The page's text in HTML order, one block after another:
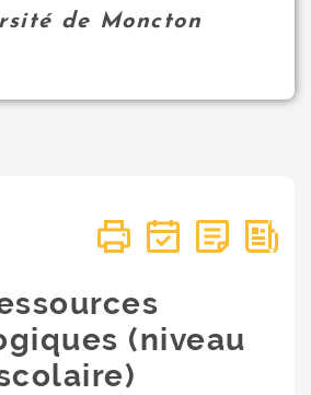
de Moncton
(niveau